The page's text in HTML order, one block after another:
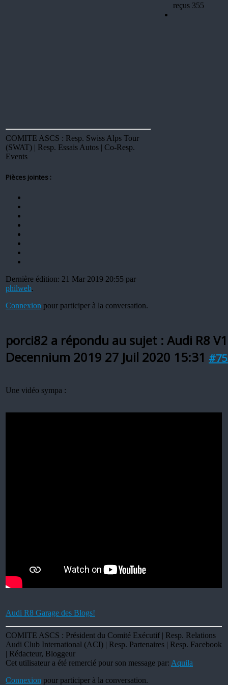
COMITE ASCS : Resp. Swiss Alps Tour
(SWAT) | Resp. Essais Autos | Co-Resp.
Events
Pièces jointes :
Dernière édition: 21 Mar 2019 20:55 par
philweb.
Connexion pour participer à la conversation.
reçus 355
porci82 a répondu au sujet : Audi R8
Decennium 2019 27 Juil 2020 15:31
Une vidéo sympa :
Audi R8 Garage des Blogs!
COMITE ASCS : Président du Comité Exécutif | Resp. Relations
Audi Club International (ACI) | Resp. Partenaires | Resp. Facebook
| Rédacteur, Bloggeur
Cet utilisateur a été remercié pour son message par: Aquila
Connexion pour participer à la conversation.